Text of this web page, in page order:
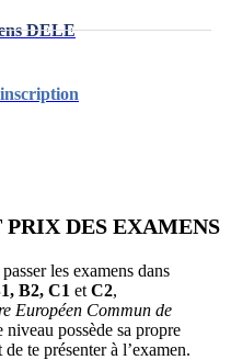
DELE
PRIX DES EXAMENS
les examens dans
B2, C1 et C2,
Européen Commun de
niveau possède sa propre
te présenter à l’examen.